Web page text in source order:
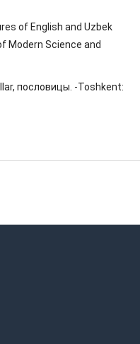
of English and Uzbek
Modern Science and
пословицы. -Toshkent: